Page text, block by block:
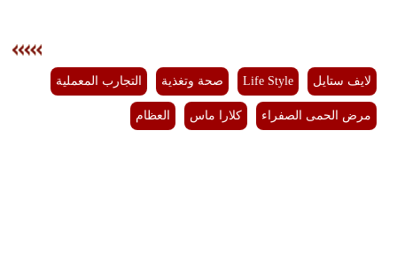
لايف ستايل Life Style صحة وتغذية التجارب المعملية
مرض الحمى الصفراء كلارا ماس العظام